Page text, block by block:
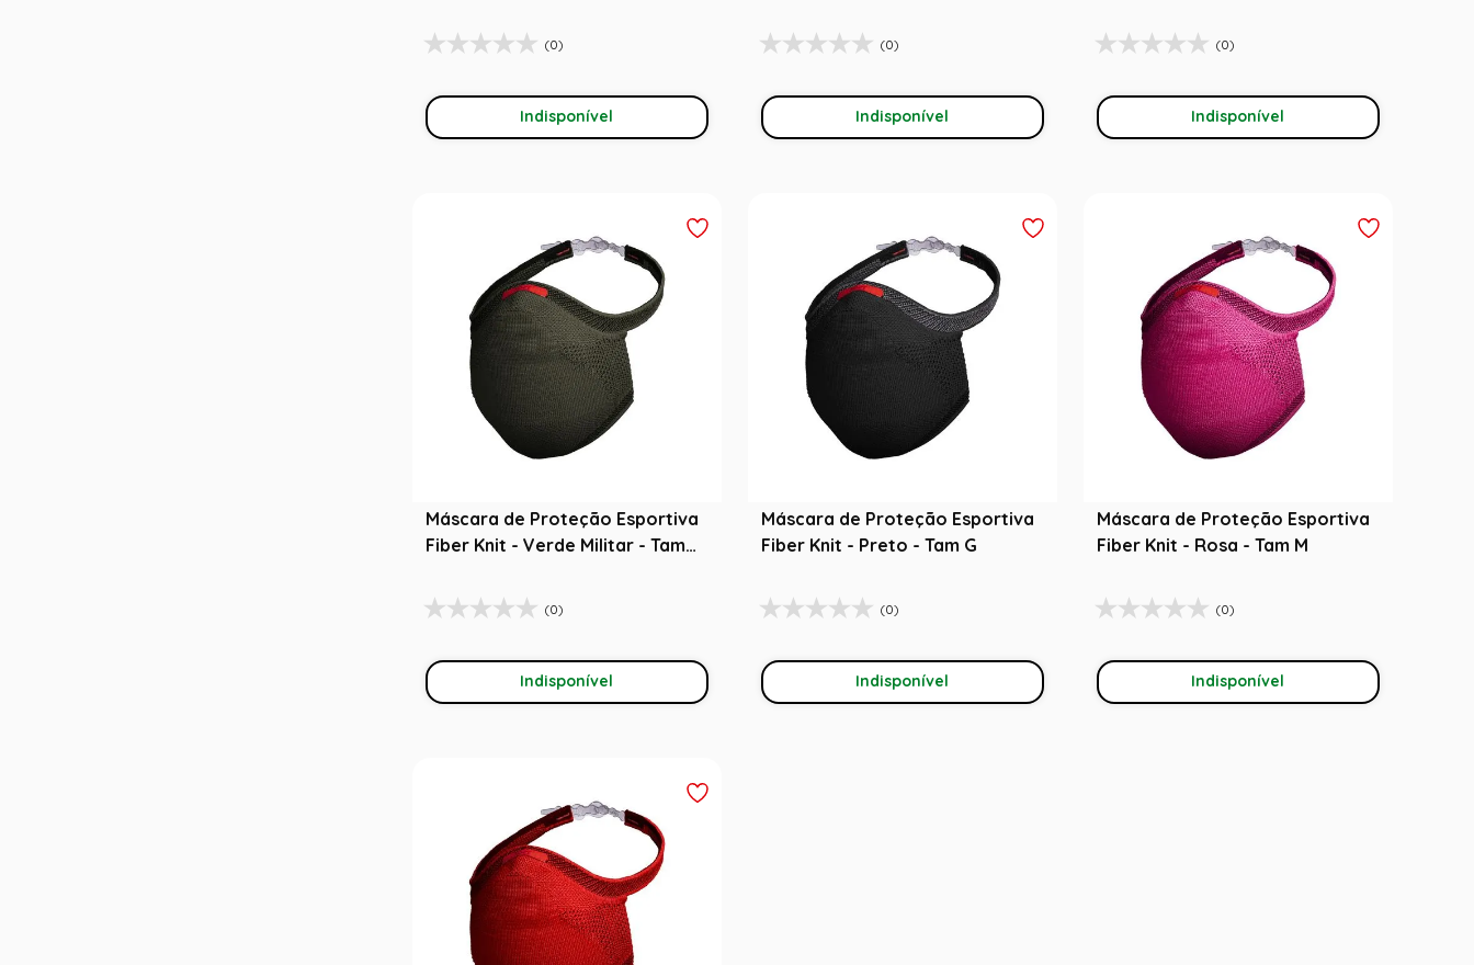
(0)
Indisponível
(0)
Indisponível
(0)
Indisponível
Máscara de Proteção Esportiva
Fiber Knit - Verde Militar - Tam
(0)
Indisponível
Máscara de Proteção Esportiva
Fiber Knit - Preto - Tam G
(0)
Indisponível
Máscara de Proteção Esportiva
Fiber Knit - Rosa - Tam M
(0)
Indisponível